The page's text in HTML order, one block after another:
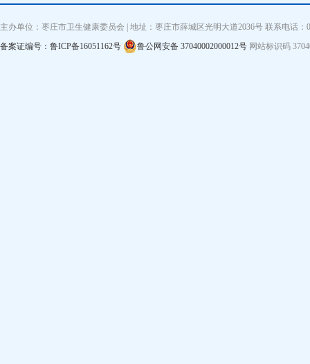
主办单位：枣庄市卫生健康委员会 | 地址：枣庄市薛城区光明大道2036号 联系电话
备案证编号：鲁ICP备16051162号
鲁公网安备 37040002000012号 网站标识码